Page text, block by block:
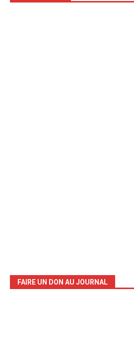
FAIRE UN DON AU JOURNAL